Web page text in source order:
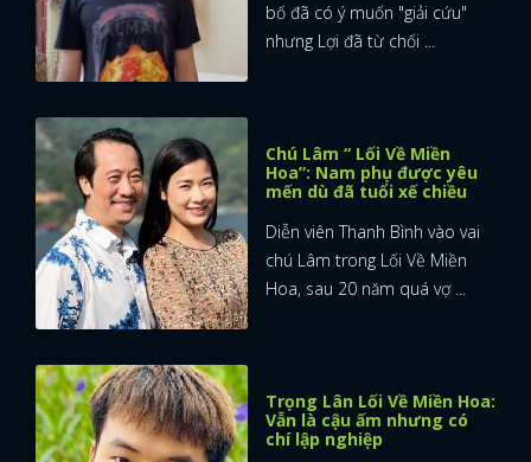
bố đã có ý muốn "giải cứu"
nhưng Lợi đã từ chối ...
Chú Lâm “ Lối Về Miền
Hoa”: Nam phụ được yêu
mến dù đã tuổi xế chiều
Diễn viên Thanh Bình vào vai
chú Lâm trong Lối Về Miền
Hoa, sau 20 năm quá vợ ...
Trọng Lân Lối Về Miền Hoa:
Vẫn là cậu ấm nhưng có
chí lập nghiệp